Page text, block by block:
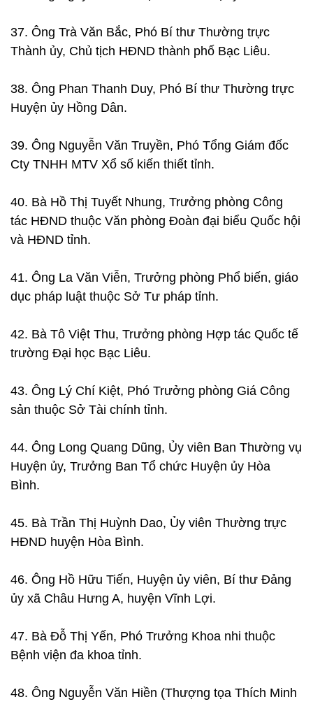
37. Ông Trà Văn Bắc, Phó Bí thư Thường trực
Thành ủy, Chủ tịch HĐND thành phố Bạc Liêu.
38. Ông Phan Thanh Duy, Phó Bí thư Thường trực
Huyện ủy Hồng Dân.
39. Ông Nguyễn Văn Truyền, Phó Tổng Giám đốc
Cty TNHH MTV Xổ số kiến thiết tỉnh.
40. Bà Hồ Thị Tuyết Nhung, Trưởng phòng Công
tác HĐND thuộc Văn phòng Đoàn đại biểu Quốc hội
và HĐND tỉnh.
41. Ông La Văn Viễn, Trưởng phòng Phổ biến, giáo
dục pháp luật thuộc Sở Tư pháp tỉnh.
42. Bà Tô Việt Thu, Trưởng phòng Hợp tác Quốc tế
trường Đại học Bạc Liêu.
43. Ông Lý Chí Kiệt, Phó Trưởng phòng Giá Công
sản thuộc Sở Tài chính tỉnh.
44. Ông Long Quang Dũng, Ủy viên Ban Thường vụ
Huyện ủy, Trưởng Ban Tổ chức Huyện ủy Hòa
Bình.
45. Bà Trần Thị Huỳnh Dao, Ủy viên Thường trực
HĐND huyện Hòa Bình.
46. Ông Hồ Hữu Tiến, Huyện ủy viên, Bí thư Đảng
ủy xã Châu Hưng A, huyện Vĩnh Lợi.
47. Bà Đỗ Thị Yến, Phó Trưởng Khoa nhi thuộc
Bệnh viện đa khoa tỉnh.
48. Ông Nguyễn Văn Hiền (Thượng tọa Thích Minh